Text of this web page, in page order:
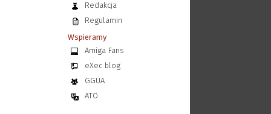
Redakcja
Regulamin
Wspieramy
Amiga Fans
eXec blog
GGUA
ATO